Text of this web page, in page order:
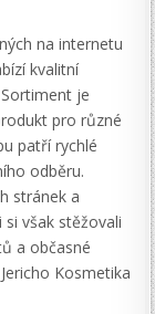
na internetu
kvalitní
je
pro různé
patří rychlé
odběru.
stránek a
však stěžovali
a občasné
Kosmetika